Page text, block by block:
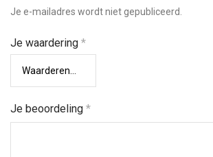
Je e-mailadres wordt niet gepubliceerd.
Je waardering *
Je beoordeling *